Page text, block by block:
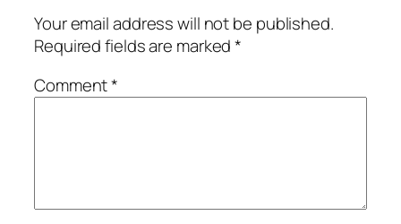
Your email address will not be published.
Required fields are marked*
Comment*